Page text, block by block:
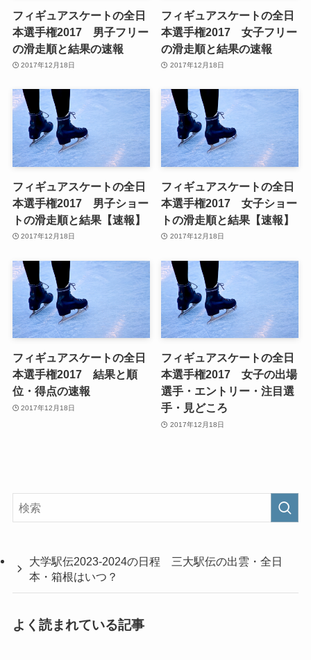
フィギュアスケートの全日
本選手権2017 男子フリー
の滑走順と結果の速報
2017年12月18日
フィギュアスケートの全日
本選手権2017 女子フリー
の滑走順と結果の速報
2017年12月18日
フィギュアスケートの全日
本選手権2017 男子ショー
トの滑走順と結果【速報】
2017年12月18日
フィギュアスケートの全日
本選手権2017 女子ショー
トの滑走順と結果【速報】
2017年12月18日
フィギュアスケートの全日
本選手権2017 結果と順
位・得点の速報
2017年12月18日
フィギュアスケートの全日
本選手権2017 女子の出場
選手・エントリー・注目選
手・見どころ
2017年12月18日
大学駅伝2023-2024の日程 三大駅伝の出雲・全日
本・箱根はいつ？
よく読まれている記事